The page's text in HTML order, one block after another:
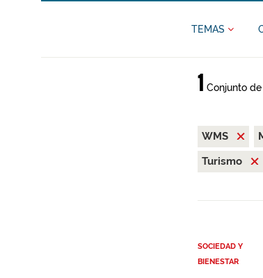
TEMAS
1 Conjunto
WMS
Turismo
SOCIEDAD Y
BIENESTAR